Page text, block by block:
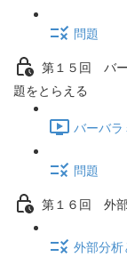
問題
第１５回 バ
題をとらえる
バーバ
問題
第１６回 外部
外部分